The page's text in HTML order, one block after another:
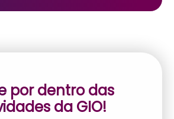
por dentro das
da GIO!